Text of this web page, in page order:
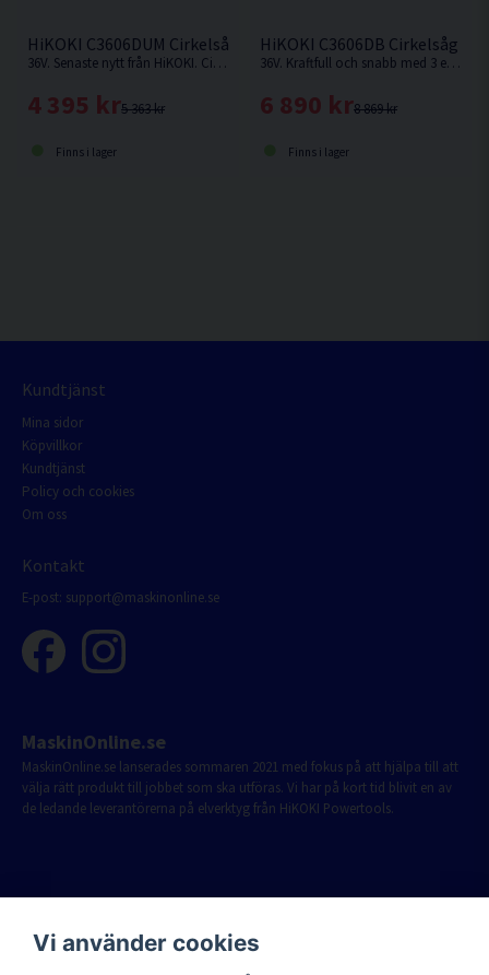
HiKOKI C3606DUM Cirkelsåg 165mm 36V
36V. Senaste nytt från HiKOKI. Cirkelsåg som kan fästas på skena. Levereras utan batteri och laddare.
5 363 kr
4 395 kr
Finns i lager
HiKOKI C3606DB Cirkelsåg
36V. Kraftfull och snabb med 3 effektlägen: Silent (låg ljudnivå), Medium (mjukt avslut med konstant varvtal) och High-mode (snabb kapning).
8 869 kr
6 890 kr
Finns i lager
Kundtjänst
Mina sidor
Köpvillkor
Kundtjänst
Policy och cookies
Om oss
Kontakt
E-post: support@maskinonline.se
MaskinOnline.se
MaskinOnline.se lanserades sommaren 2021 med fokus på att hjälpa till att
välja rätt produkt till jobbet som ska utföras. Vi har på kort tid blivit en av
de ledande leverantörerna på elverktyg från HiKOKI Powertools.
Vi använder cookies